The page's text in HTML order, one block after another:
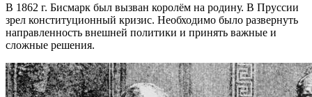
В 1862 г. Бисмарк был вызван королём на родину. В Пруссии
зрел конституционный кризис. Необходимо было развернуть
направленность внешней политики и принять важные и
сложные решения.